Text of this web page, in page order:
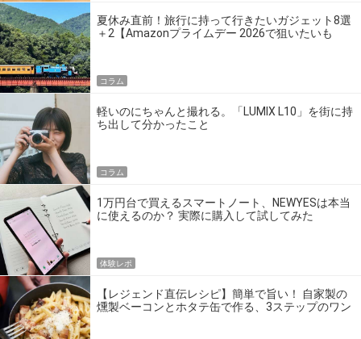
夏休み直前！旅行に持って行きたいガジェット8選
＋2【Amazonプライムデー 2026で狙いたいも
コラム
軽いのにちゃんと撮れる。「LUMIX L10」を街に持
ち出して分かったこと
コラム
1万円台で買えるスマートノート、NEWYESは本当
に使えるのか？ 実際に購入して試してみた
体験レポ
【レジェンド直伝レシピ】簡単で旨い！ 自家製の
燻製ベーコンとホタテ缶で作る、3ステップのワン